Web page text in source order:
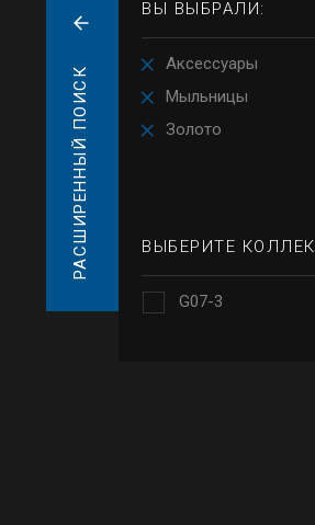
РАСШИРЕННЫЙ ПОИСК
ВЫ ВЫБРАЛИ:
Аксессуары
Мыльницы
Золото
ВЫБЕРИТЕ
G07-3